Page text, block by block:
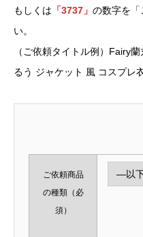
もしくは 「3737」 の数字を「
い。
（ご依頼タイトル例）Fairy
るう ジャケット 風 コスプレ
ご依頼商品
の種類（必
須）